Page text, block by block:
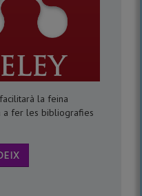
la feina
a fer les bibliografies